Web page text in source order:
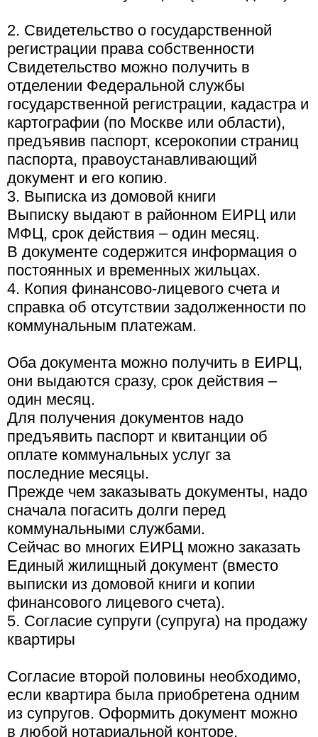
2. Свидетельство о государственной
регистрации права собственности
Свидетельство можно получить в
отделении Федеральной службы
государственной регистрации, кадастра и
картографии (по Москве или области),
предъявив паспорт, ксерокопии страниц
паспорта, правоустанавливающий
документ и его копию.
3. Выписка из домовой книги
Выписку выдают в районном ЕИРЦ или
МФЦ, срок действия – один месяц.
В документе содержится информация о
постоянных и временных жильцах.
4. Копия финансово-лицевого счета и
справка об отсутствии задолженности по
коммунальным платежам.
Оба документа можно получить в ЕИРЦ,
они выдаются сразу, срок действия –
один месяц.
Для получения документов надо
предъявить паспорт и квитанции об
оплате коммунальных услуг за
последние месяцы.
Прежде чем заказывать документы, надо
сначала погасить долги перед
коммунальными службами.
Сейчас во многих ЕИРЦ можно заказать
Единый жилищный документ (вместо
выписки из домовой книги и копии
финансового лицевого счета).
5. Согласие супруги (супруга) на продажу
квартиры
Согласие второй половины необходимо,
если квартира была приобретена одним
из супругов. Оформить документ можно
в любой нотариальной конторе.